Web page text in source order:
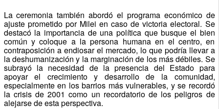
La ceremonia también abordó el programa económico de
ajuste prometido por Milei en caso de victoria electoral. Se
destacó la importancia de una política que busque el bien
común y coloque a la persona humana en el centro, en
contraposición a endiosar el mercado, lo que podría llevar a
la deshumanización y la marginación de los más débiles. Se
subrayó la necesidad de la presencia del Estado para
apoyar el crecimiento y desarrollo de la comunidad,
especialmente en los barrios más vulnerables, y se recordó
la crisis de 2001 como un recordatorio de los peligros de
alejarse de esta perspectiva.